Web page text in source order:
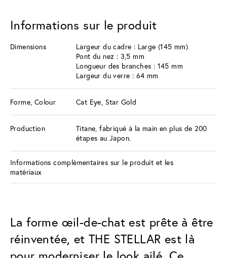
Informations sur le produit
Dimensions
Largeur du cadre : Large (145 mm)
Pont du nez : 3,5 mm
Longueur des branches : 145 mm
Largeur du verre : 64 mm
Forme, Colour Cat Eye, Star Gold
Production
Titane, fabriqué à la main en plus de 200
étapes au Japon.
Informations complémentaires sur le produit et les
matériaux
La forme œil-de-chat est prête à être
réinventée, et THE STELLAR est là